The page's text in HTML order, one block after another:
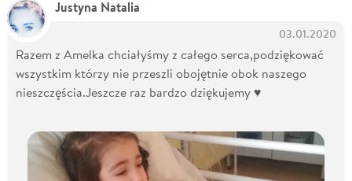
Justyna Natalia
03.01.2020
Razem z Amelka chciałyśmy z całego serca,podziękować
wszystkim którzy nie przeszli obojętnie obok naszego
nieszczęścia.Jeszcze raz bardzo dziękujemy ♥️